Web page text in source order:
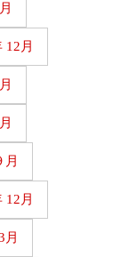
12月
月
12月
月